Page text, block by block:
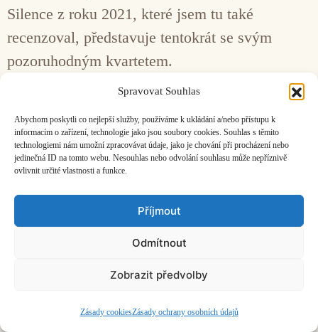
Spravovat Souhlas
Abychom poskytli co nejlepší služby, používáme k ukládání a/nebo přístupu k
informacím o zařízení, technologie jako jsou soubory cookies. Souhlas s těmito
technologiemi nám umožní zpracovávat údaje, jako je chování při procházení nebo
jedinečná ID na tomto webu. Nesouhlas nebo odvolání souhlasu může nepříznivě
ovlivnit určité vlastnosti a funkce.
Příjmout
Odmítnout
Zobrazit předvolby
Zásady cookiesZásady ochrany osobních údajů
Silence z roku 2021, které jsem tu také
recenzoval, představuje tentokrát se svým
pozoruhodným kvartetem.
ČASOPIS O JINÉ HUDBĚ | vydáváHudební informační středisko
©2026 HISvoice – design a admin